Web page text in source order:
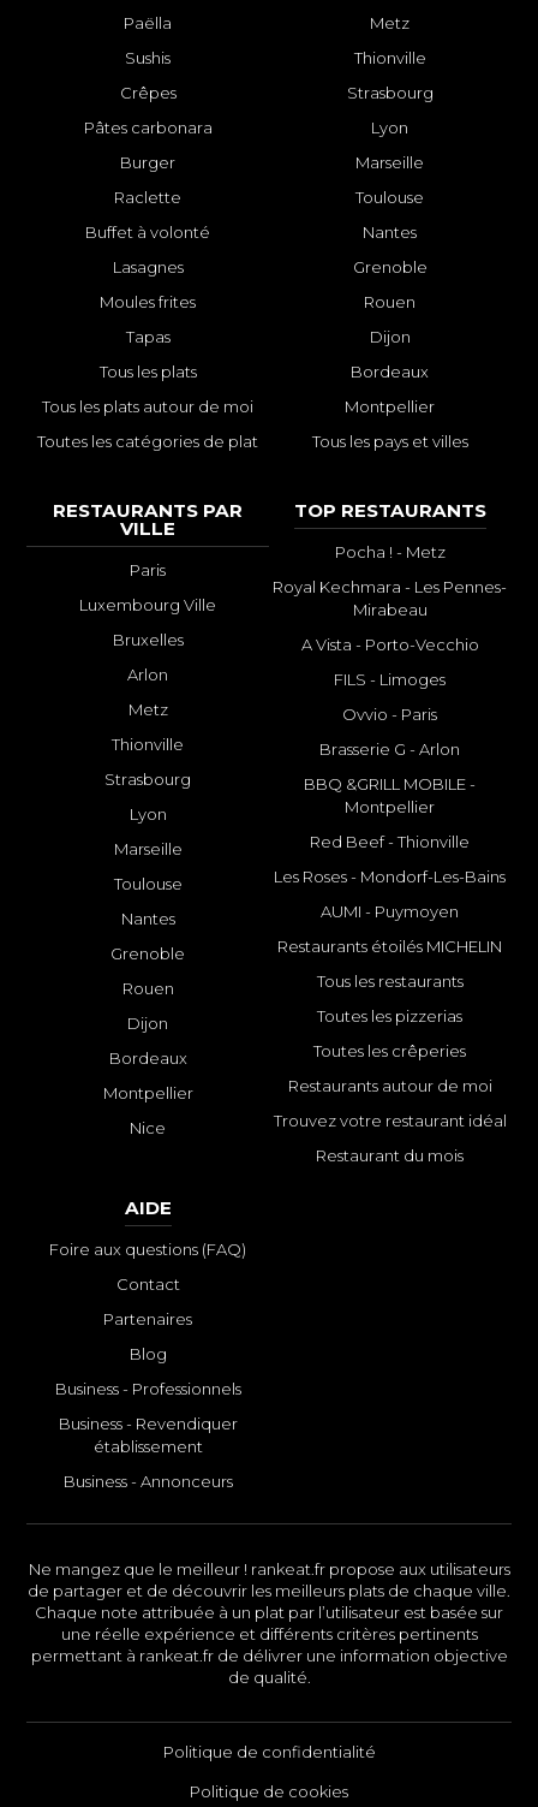
Paëlla
Sushis
Crêpes
Pâtes carbonara
Burger
Raclette
Buffet à volonté
Lasagnes
Moules frites
Tapas
Tous les plats
Tous les plats autour de moi
Toutes les catégories de plat
Metz
Thionville
Strasbourg
Lyon
Marseille
Toulouse
Nantes
Grenoble
Rouen
Dijon
Bordeaux
Montpellier
Tous les pays et villes
RESTAURANTS PAR
VILLE
Paris
Luxembourg Ville
Bruxelles
Arlon
Metz
Thionville
Strasbourg
Lyon
Marseille
Toulouse
Nantes
Grenoble
Rouen
Dijon
Bordeaux
Montpellier
Nice
TOP RESTAURANTS
Pocha ! - Metz
Royal Kechmara - Les Pennes-
Mirabeau
A Vista - Porto-Vecchio
FILS - Limoges
Ovvio - Paris
Brasserie G - Arlon
BBQ &GRILL MOBILE -
Montpellier
Red Beef - Thionville
Les Roses - Mondorf-Les-Bains
AUMI - Puymoyen
Restaurants étoilés MICHELIN
Tous les restaurants
Toutes les pizzerias
Toutes les crêperies
Restaurants autour de moi
Trouvez votre restaurant idéal
Restaurant du mois
AIDE
Foire aux questions (FAQ)
Contact
Partenaires
Blog
Business - Professionnels
Business - Revendiquer
établissement
Business - Annonceurs
Ne mangez que le meilleur ! rankeat.fr propose aux utilisateurs
de partager et de découvrir les meilleurs plats de chaque ville.
Chaque note attribuée à un plat par l’utilisateur est basée sur
une réelle expérience et différents critères pertinents
permettant à rankeat.fr de délivrer une information objective
de qualité.
Politique de confidentialité
Politique de cookies